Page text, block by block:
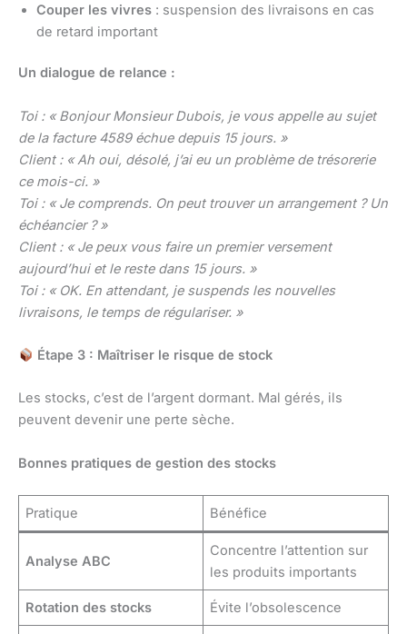
Couper les vivres : suspension des livraisons en cas
de retard important
Un dialogue de relance :
Toi : « Bonjour Monsieur Dubois, je vous appelle au sujet
de la facture 4589 échue depuis 15 jours. »
Client : « Ah oui, désolé, j’ai eu un problème de trésorerie
ce mois-ci. »
Toi : « Je comprends. On peut trouver un arrangement ? Un
échéancier ? »
Client : « Je peux vous faire un premier versement
aujourd’hui et le reste dans 15 jours. »
Toi : « OK. En attendant, je suspends les nouvelles
livraisons, le temps de régulariser. »
Étape 3 : Maîtriser le risque de stock
Les stocks, c’est de l’argent dormant. Mal gérés, ils
peuvent devenir une perte sèche.
Bonnes pratiques de gestion des stocks
Pratique Bénéfice
Analyse ABC
Concentre l’attention sur
les produits importants
Rotation des stocks Évite l’obsolescence